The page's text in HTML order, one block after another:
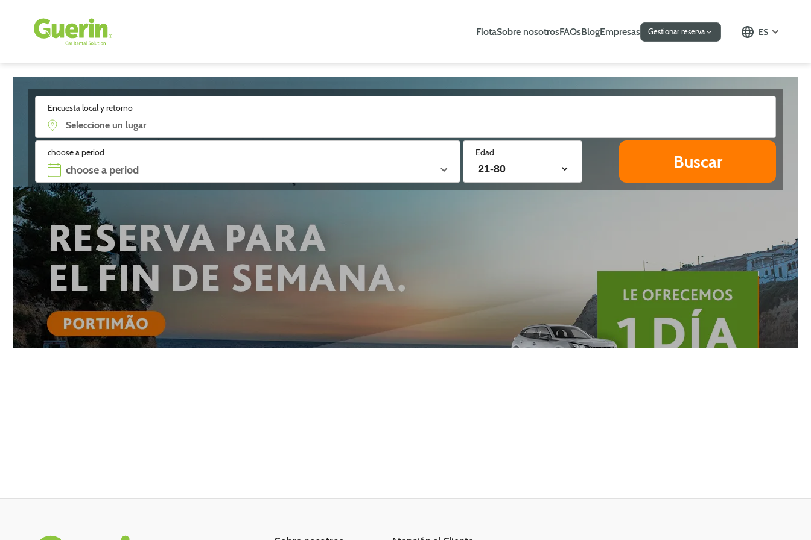
FlotaSobre nosotrosFAQsBlogEmpresas Gestionar reserva ES
Encuesta local y retorno
choose a period Edad